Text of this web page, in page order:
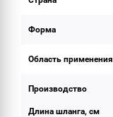
Форма
Область применения
Производство
Длина шланга, см